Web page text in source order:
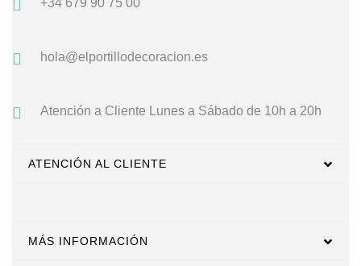
+34 679 90 75 00
hola@elportillodecoracion.es
Atención a Cliente Lunes a Sábado de 10h a 20h
ATENCIÓN AL CLIENTE
MÁS INFORMACIÓN